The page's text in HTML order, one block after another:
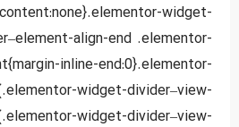
widget-
align-end .elementor-
inline-end:0}.elementor-
widget-divider–view-
widget-divider–view-